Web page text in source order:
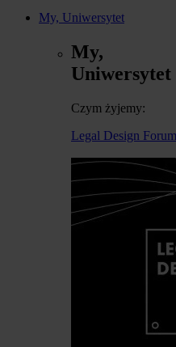
My, Uniwersytet
My,
Uniwersytet
Czym żyjemy:
Legal Design